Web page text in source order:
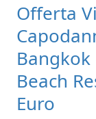
Offerta
Beach
Euro